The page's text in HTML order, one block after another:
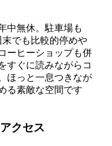
中無休。駐車場も
でも比較的停めや
ーヒーショップも併
すぐに読みながらコ
ほっと一息つきなが
る素敵な空間です
クセス